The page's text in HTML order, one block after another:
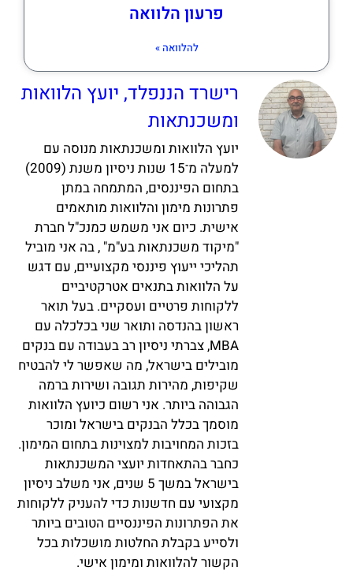
פרעון הלוואה
להלוואה »
רישרד הננפלד, יועץ הלוואות
ומשכנתאות
יועץ הלוואות ומשכנתאות מנוסה עם
למעלה מ־15 שנות ניסיון משנת (2009)
בתחום הפיננסים, המתמחה במתן
פתרונות מימון והלוואות מותאמים
אישית. כיום אני משמש כמנכ"ל חברת
"מיקוד משכנתאות בע"מ" , בה אני מוביל
תהליכי ייעוץ פיננסי מקצועיים, עם דגש
על הלוואות בתנאים אטרקטיביים
ללקוחות פרטיים ועסקיים. בעל תואר
ראשון בהנדסה ותואר שני בכלכלה עם
MBA, צברתי ניסיון רב בעבודה עם בנקים
מובילים בישראל, מה שאפשר לי להבטיח
שקיפות, מהירות תגובה ושירות ברמה
הגבוהה ביותר. אני רשום כיועץ הלוואות
מוסמך בכלל הבנקים בישראל ומוכר
בזכות המחויבות למצוינות בתחום המימון.
כחבר בהתאחדות יועצי המשכנתאות
בישראל במשך 5 שנים, אני משלב ניסיון
מקצועי עם חדשנות כדי להעניק ללקוחות
את הפתרונות הפיננסיים הטובים ביותר
ולסייע בקבלת החלטות מושכלות בכל
הקשור להלוואות ומימון אישי.